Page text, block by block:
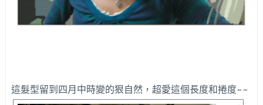
這髮型留到四月中時變的狠自然，超愛這個長度和捲度~~